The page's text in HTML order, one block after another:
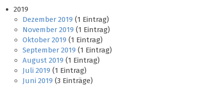
2019
Dezember 2019 (1 Eintrag)
November 2019 (1 Eintrag)
Oktober 2019 (1 Eintrag)
September 2019 (1 Eintrag)
August 2019 (1 Eintrag)
Juli 2019 (1 Eintrag)
Juni 2019 (3 Einträge)